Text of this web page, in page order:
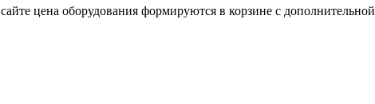
сайте цена оборудования формируются в корзине с дополнительной